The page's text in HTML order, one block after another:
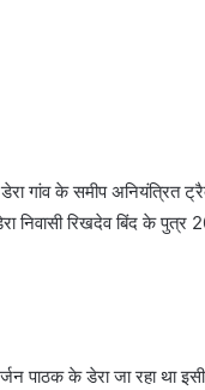
डेरा गांव के समीप
रिखदेव बिंद के पुत्र
पाठक के डेरा जा रहा था